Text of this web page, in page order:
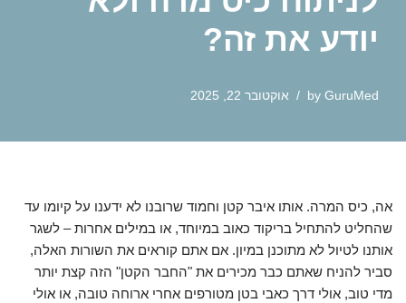
יודע את זה?
by GuruMed אוקטובר 22, 2025
אה, כיס המרה. אותו איבר קטן וחמוד שרובנו לא ידענו על קיומו עד
שהחליט להתחיל בריקוד כאוב במיוחד, או במילים אחרות – לשגר
אותנו לטיול לא מתוכנן במיון. אם אתם קוראים את השורות האלה,
סביר להניח שאתם כבר מכירים את "החבר הקטן" הזה קצת יותר
מדי טוב, אולי דרך כאבי בטן מטורפים אחרי ארוחה טובה, או אולי